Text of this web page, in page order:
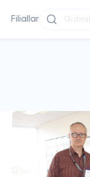
Filiallar